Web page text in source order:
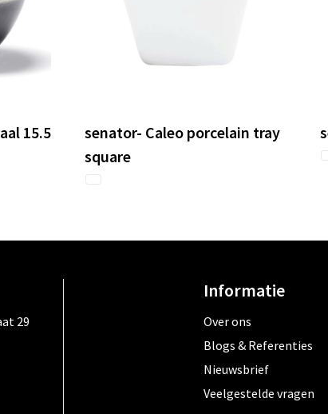
15.5
senator- Caleo porcelain tray
square
29
Informatie
Over ons
Blogs & Referenties
Nieuwsbrief
Veelgestelde vragen